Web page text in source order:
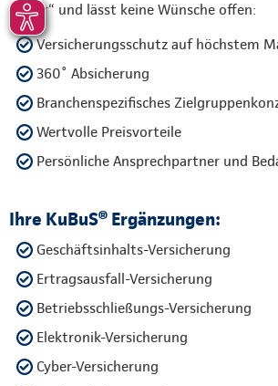
Sicher“ und lässt keine Wünsche offen:
Versicherungsschutz auf höchstem
360˚ Absicherung
Branchenspezifisches
Wertvolle Preisvorteile
Persönliche Ansprechpartner und
Ihre KuBuS® Ergänzungen:
Geschäftsinhalts-Versicherung
Ertragsausfall-Versicherung
Betriebsschließungs-Versicherung
Elektronik-Versicherung
Cyber-Versicherung